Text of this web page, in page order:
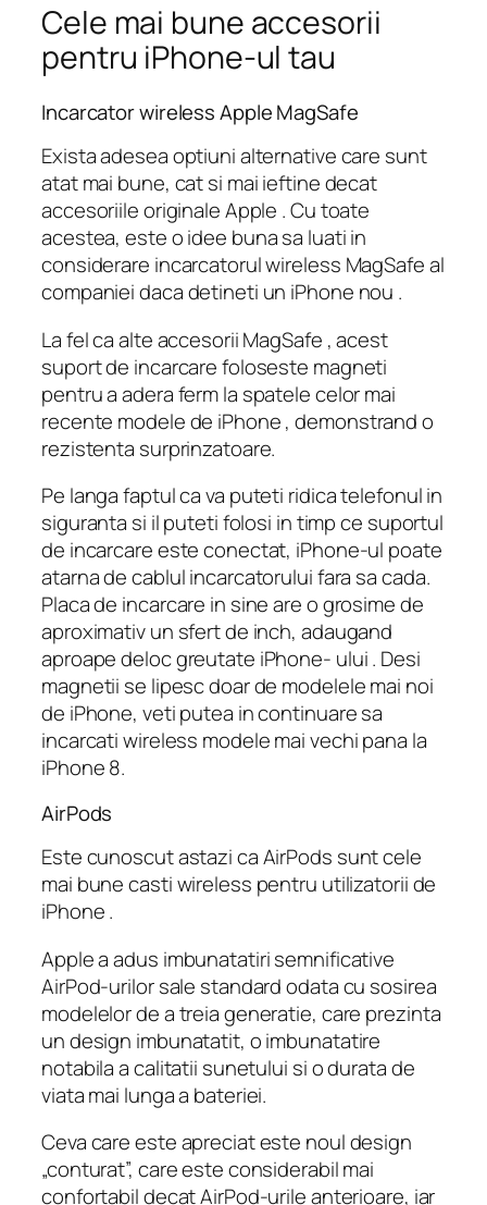
Cele mai bune accesorii
pentru iPhone-ul tau
Incarcator wireless Apple MagSafe
Exista adesea optiuni alternative care sunt
atat mai bune, cat si mai ieftine decat
accesoriile originale Apple . Cu toate
acestea, este o idee buna sa luati in
considerare incarcatorul wireless MagSafe al
companiei daca detineti un iPhone nou .
La fel ca alte accesorii MagSafe , acest
suport de incarcare foloseste magneti
pentru a adera ferm la spatele celor mai
recente modele de iPhone , demonstrand o
rezistenta surprinzatoare.
Pe langa faptul ca va puteti ridica telefonul in
siguranta si il puteti folosi in timp ce suportul
de incarcare este conectat, iPhone-ul poate
atarna de cablul incarcatorului fara sa cada.
Placa de incarcare in sine are o grosime de
aproximativ un sfert de inch, adaugand
aproape deloc greutate iPhone- ului . Desi
magnetii se lipesc doar de modelele mai noi
de iPhone, veti putea in continuare sa
incarcati wireless modele mai vechi pana la
iPhone 8.
AirPods
Este cunoscut astazi ca AirPods sunt cele
mai bune casti wireless pentru utilizatorii de
iPhone .
Apple a adus imbunatatiri semnificative
AirPod-urilor sale standard odata cu sosirea
modelelor de a treia generatie, care prezinta
un design imbunatatit, o imbunatatire
notabila a calitatii sunetului si o durata de
viata mai lunga a bateriei.
Ceva care este apreciat este noul design
„conturat”, care este considerabil mai
confortabil decat AirPod-urile anterioare, iar